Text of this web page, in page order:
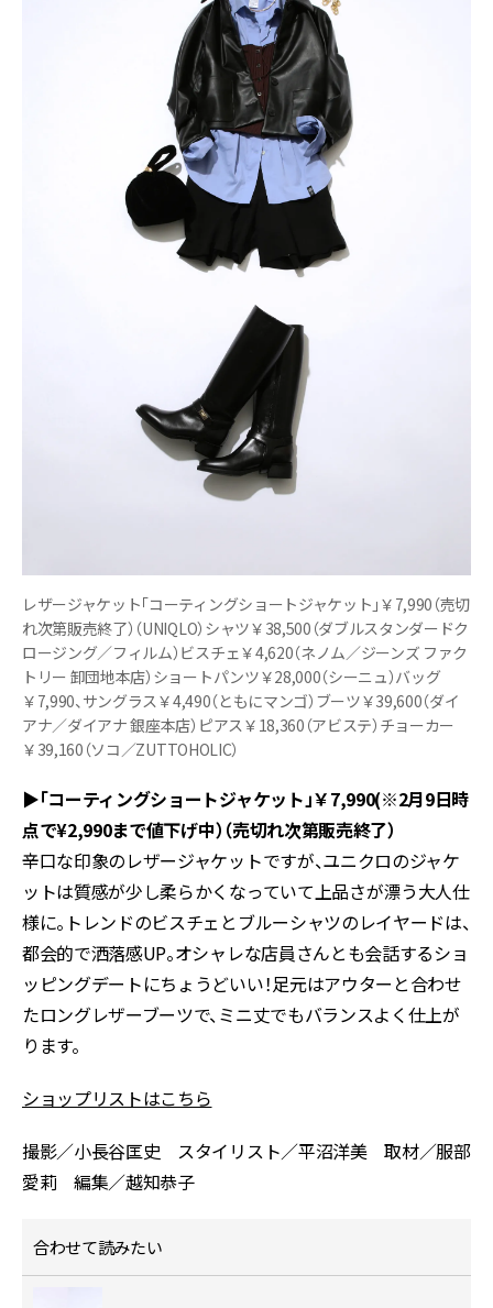
レザージャケット「コーティングショートジャケット」￥7,990（売切
れ次第販売終了）（UNIQLO）シャツ￥38,500（ダブルスタンダードク
ロージング／フィルム）ビスチェ￥4,620（ネノム／ジーンズ ファク
トリー 卸団地本店）ショートパンツ￥28,000（シーニュ）バッグ
￥7,990、サングラス￥4,490（ともにマンゴ）ブーツ￥39,600（ダイ
アナ／ダイアナ 銀座本店）ピアス￥18,360（アビステ）チョーカー
￥39,160（ソコ／ZUTTOHOLIC）
▶「コーティングショートジャケット」￥7,990(※2月9日時
点で¥2,990まで値下げ中）（売切れ次第販売終了）
辛口な印象のレザージャケットですが、ユニクロのジャケ
ットは質感が少し柔らかくなっていて上品さが漂う大人仕
様に。トレンドのビスチェとブルーシャツのレイヤードは、
都会的で洒落感UP。オシャレな店員さんとも会話するショ
ッピングデートにちょうどいい！足元はアウターと合わせ
たロングレザーブーツで、ミニ丈でもバランスよく仕上が
ります。
ショップリストはこちら
撮影／小長谷匡史 スタイリスト／平沼洋美 取材／服部
愛莉 編集／越知恭子
合わせて読みたい